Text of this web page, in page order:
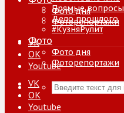
Фото дня
Фоторепортажи
VK
ОК
Youtube
Прямые вопросы
Дело прошлого
#КузняРулит
Фото
Фото дня
Фоторепортажи
VK
ОК
Youtube